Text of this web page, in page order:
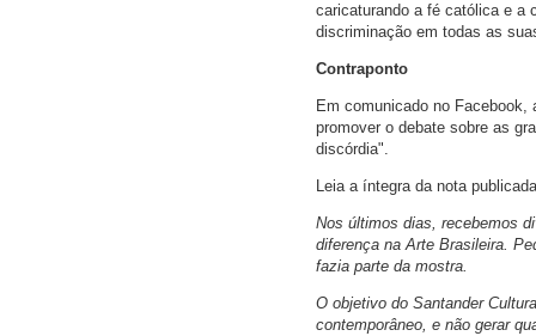
caricaturando a fé católica e a
discriminação em todas as
Contraponto
Em comunicado no
promover o debate sobre as
discórdia".
Leia a íntegra da nota
Nos últimos dias, recebemos
diferença na Arte Brasileira.
fazia parte da mostra.
O objetivo do Santander
contemporâneo, e não gerar